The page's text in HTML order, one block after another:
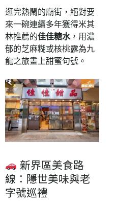
逛完熱鬧的廟街，絕對要
來一碗連續多年獲得米其
林推薦的佳佳糖水，用濃
郁的芝麻糊或核桃露為九
龍之旅畫上甜蜜句號。
新界區美食路
線：隱世美味與老
字號巡禮